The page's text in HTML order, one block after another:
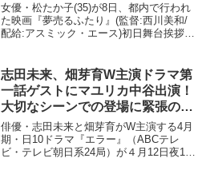
女優・松たか子(35)が8日、都内で行われ
た映画『夢売るふたり』(監督:西川美和/
配給:アスミック・エース)初日舞台挨拶
原由夏(27)、落語家でタレ...
志田未来、畑芽育W主演ドラマ第
一話ゲストにマユリカ中谷出演！
大切なシーンでの登場に緊張のあ
まり…?!
俳優・志田未来と畑芽育がW主演する4月
期・日10ドラマ『エラー』（ABCテレ
ビ・テレビ朝日系24局）が４月12日夜10